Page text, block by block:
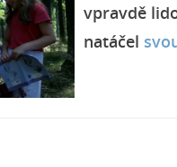
vpravdě
natáčel